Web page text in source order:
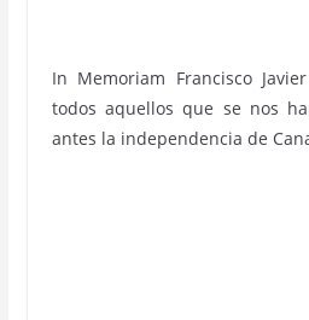
In Memoriam Francisco
todos aquellos que se nos
antes la independencia de